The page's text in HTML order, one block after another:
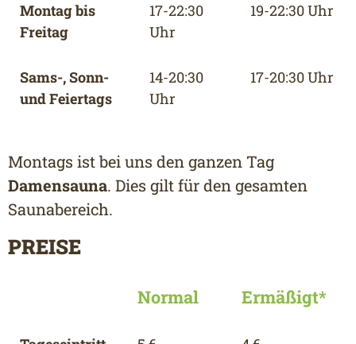
Montag bis
Freitag
17-22:30
Uhr
19-22:30 Uhr
Sams-, Sonn-
und Feiertags
14-20:30
Uhr
17-20:30 Uhr
Montags ist bei uns den ganzen Tag
Damensauna. Dies gilt für den gesamten
Saunabereich.
PREISE
Normal Ermäßigt*